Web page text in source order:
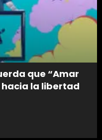
que “Amar
hacia la libertad